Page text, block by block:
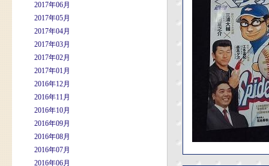
2017年06月
2017年05月
2017年04月
2017年03月
2017年02月
2017年01月
2016年12月
2016年11月
2016年10月
2016年09月
2016年08月
2016年07月
2016年06月